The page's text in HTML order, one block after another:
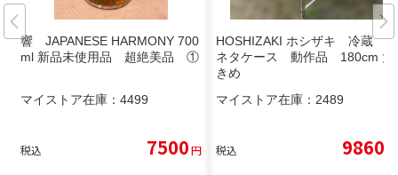
響 JAPANESE HARMONY 700
ml 新品未使用品 超絶美品 ①
マイストア在庫： 4499
税込 7500円
HOSHIZAKI ホシザキ 冷蔵
ネタケース 動作品 180cm 大
きめ
マイストア在庫： 2489
税込 9860